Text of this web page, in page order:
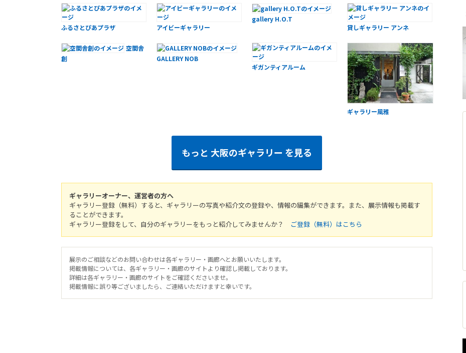
ふるさとぴあプラザ アイビーギャラリー
gallery H.O.T
貸しギャラリー アンネ
空間舎
創
GALLERY NOB
ギガンティアルーム
ギャラリー風雅
もっと 大阪のギャラリー を見る
ギャラリーオーナー、運営者の方へ
ギャラリー登録（無料）すると、ギャラリーの写真や紹介文の登録や、情報の編集ができます。また、展示情報も掲載す
ることができます。
ギャラリー登録をして、自分のギャラリーをもっと紹介してみませんか？
ご登録（無料）はこちら
展示のご相談などのお問い合わせは各ギャラリー・画廊へとお願いいたします。
掲載情報については、各ギャラリー・画廊のサイトより確認し掲載しております。
詳細は各ギャラリー・画廊のサイトをご確認くださいませ。
掲載情報に誤り等ございましたら、ご連絡いただけますと幸いです。